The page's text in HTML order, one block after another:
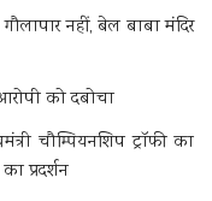
नहीं, बेल बाबा मंदिर
को दबोचा
चौम्पियनशिप ट्रॉफी का
प्रदर्शन